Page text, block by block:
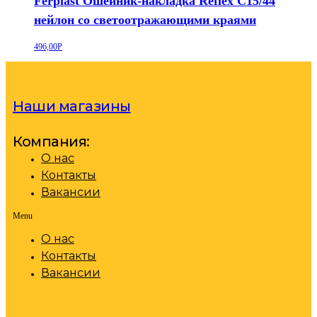
нейлон со светоотражающими краями
496,00Р
Наши магазины
Компания:
О нас
Контакты
Вакансии
Menu
О нас
Контакты
Вакансии